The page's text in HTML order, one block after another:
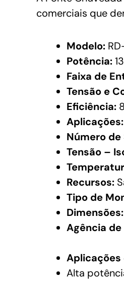
comerciais que
Modelo:
Potência:
Faixa de
Tensão e
Eficiência:
Aplicações:
Número de
Tensão –
Recursos:
Tipo de
Dimensões:
Agência
Aplicações
Alta